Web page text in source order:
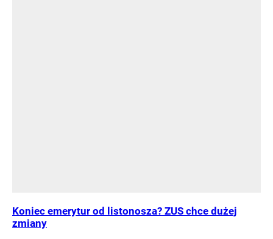
Koniec emerytur od listonosza? ZUS chce dużej
zmiany